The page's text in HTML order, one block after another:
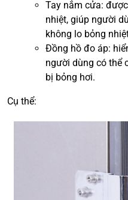
Tay nắm cửa:
nhiệt, giúp người
không lo bỏng
Đồng hồ đo áp:
người dùng có thể
bị bỏng hơi.
Cụ thể: